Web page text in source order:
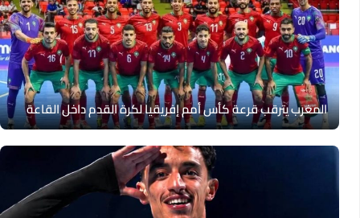
المغرب يترقب قرعة كأس أمم إفريقيا لكرة القدم داخل القاعة